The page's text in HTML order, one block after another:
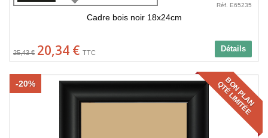
Réf. E65235
Cadre bois noir 18x24cm
Détails
25,43 € 20,34 € TTC
BON PLAN
QTÉ LIMITÉE
-20%